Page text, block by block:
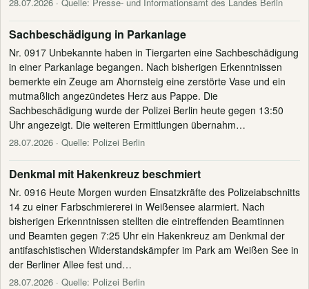
Sachbeschädigung in Parkanlage
Nr. 0917 Unbekannte haben in Tiergarten eine Sachbeschädigung
in einer Parkanlage begangen. Nach bisherigen Erkenntnissen
bemerkte ein Zeuge am Ahornsteig eine zerstörte Vase und ein
mutmaßlich angezündetes Herz aus Pappe. Die
Sachbeschädigung wurde der Polizei Berlin heute gegen 13:50
Uhr angezeigt. Die weiteren Ermittlungen übernahm…
28.07.2026 · Quelle: Polizei Berlin
Denkmal mit Hakenkreuz beschmiert
Nr. 0916 Heute Morgen wurden Einsatzkräfte des Polizeiabschnitts
14 zu einer Farbschmiererei in Weißensee alarmiert. Nach
bisherigen Erkenntnissen stellten die eintreffenden Beamtinnen
und Beamten gegen 7:25 Uhr ein Hakenkreuz am Denkmal der
antifaschistischen Widerstandskämpfer im Park am Weißen See in
der Berliner Allee fest und…
28.07.2026 · Quelle: Polizei Berlin